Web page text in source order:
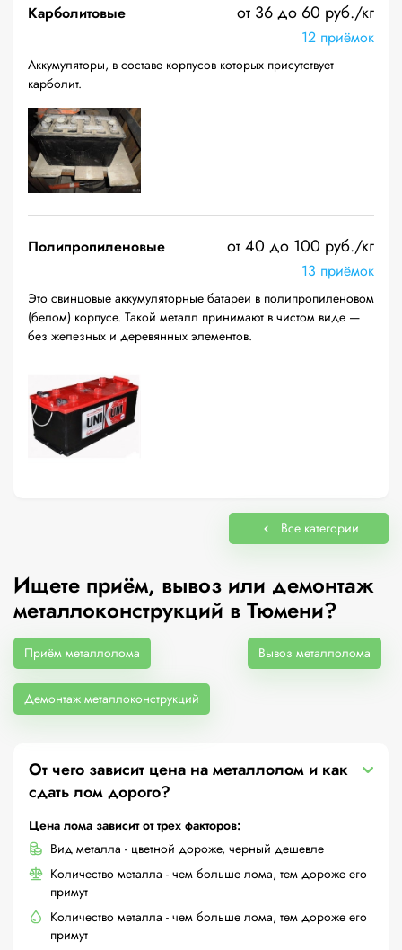
Карболитовые от 36 до 60 руб./кг
12 приёмок
Аккумуляторы, в составе корпусов которых присутствует
карболит.
Полипропиленовые от 40 до 100 руб./кг
13 приёмок
Это свинцовые аккумуляторные батареи в полипропиленовом
(белом) корпусе. Такой металл принимают в чистом виде —
без железных и деревянных элементов.
Все категории
Ищете приём, вывоз или демонтаж
металлоконструкций в Тюмени?
Приём металлолома Вывоз металлолома
Демонтаж металлоконструкций
От чего зависит цена на металлолом и как
сдать лом дорого?
Цена лома зависит от трех факторов:
Вид металла - цветной дороже, черный дешевле
Количество металла - чем больше лома, тем дороже его
примут
Количество металла - чем больше лома, тем дороже его
примут